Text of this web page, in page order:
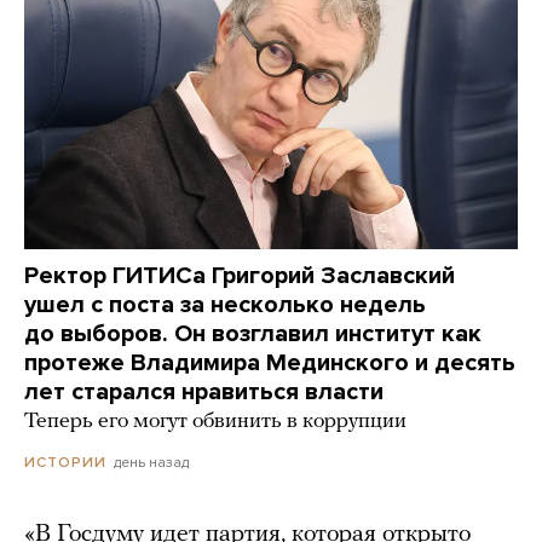
Ректор ГИТИСа Григорий Заславский
ушел с поста за несколько недель
до выборов. Он возглавил институт как
протеже Владимира Мединского и десять
лет старался нравиться власти
Теперь его могут обвинить в коррупции
ИСТОРИИ день назад
«В Госдуму идет партия, которая открыто